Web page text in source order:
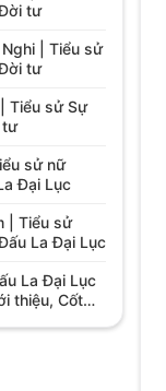
tư
| Tiểu sử
tư
Tiểu sử Sự
tư
sử nữ
Đại Lục
| Tiểu sử
La Đại Lục
La Đại Lục
thiệu, Cốt